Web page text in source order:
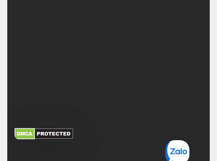
XEM THÊM